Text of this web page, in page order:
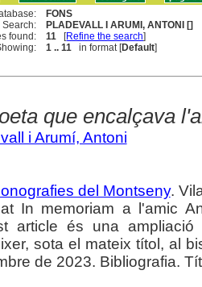
FONS
Search:
PLADEVALL I ARUMI, ANTONI []
found:
11 [Refine the search]
1 .. 11 in format [Default]
que encalçava
i Arumí, Antoni
del Montseny.
In memoriam a l'amic
article és una
sota el mateix títol, al
de 2023. Bibliografia.